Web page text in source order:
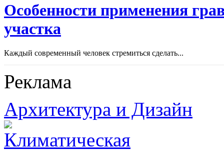
Особенности применения
участка
Каждый современный человек стремиться сделать...
Реклама
Архитектура и Дизайн